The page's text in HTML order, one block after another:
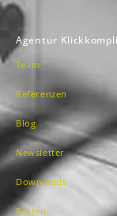
Agentur
Team
Referenzen
Blog
Newsletter
Downloads
Fakten